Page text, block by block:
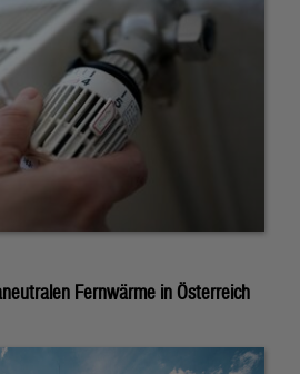
Fernwärme in Österreich